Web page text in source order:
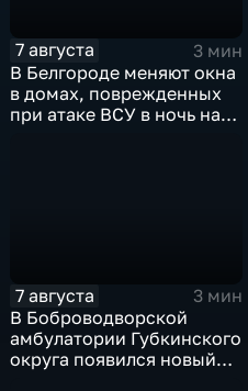
7 августа
3 мин
В Белгороде меняют окна
в домах, поврежденных
при атаке ВСУ в ночь на
7 августа
3 мин
В Боброводворской
амбулатории Губкинского
округа появился новый